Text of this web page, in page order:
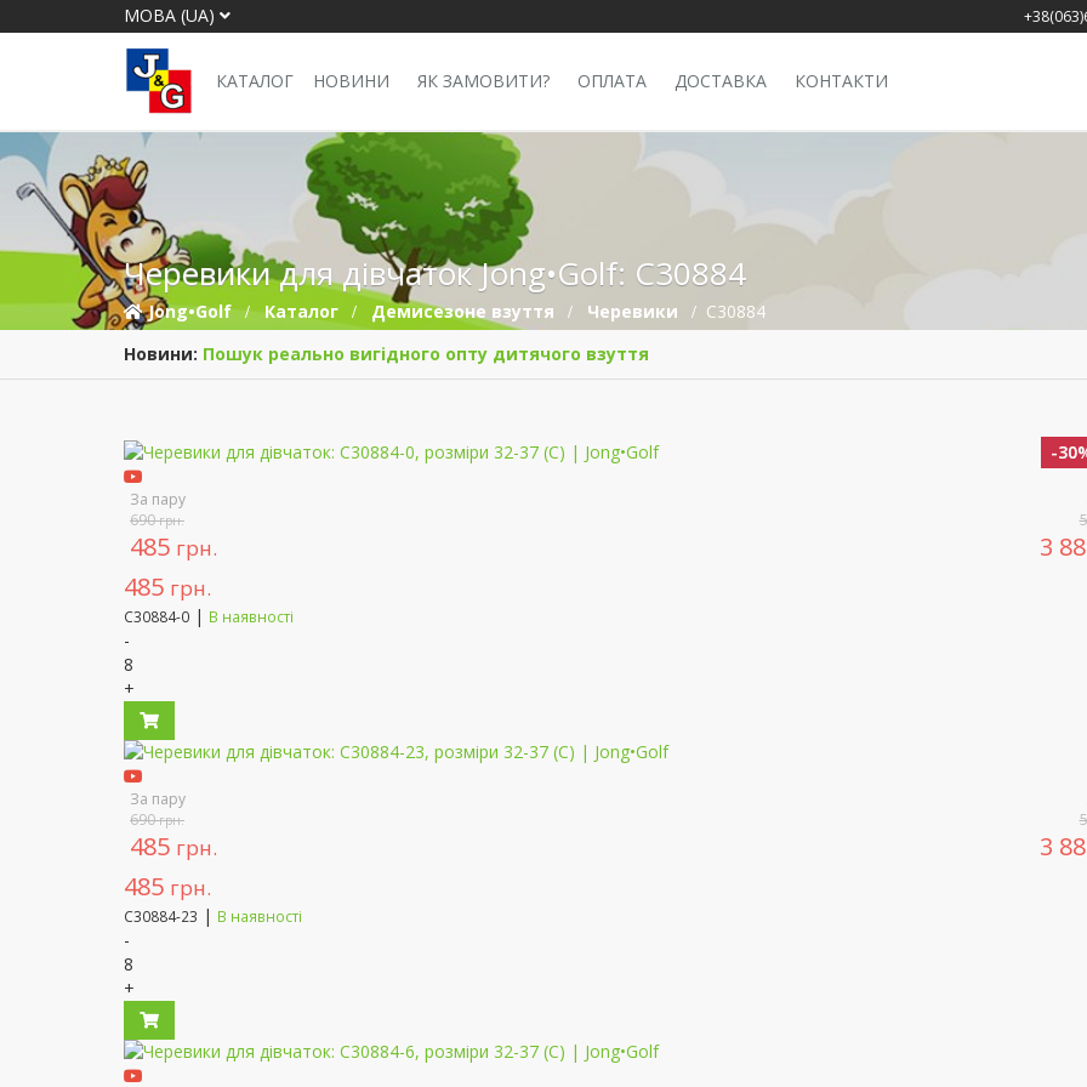
МОВА (UA)
КАТАЛОГ НОВИНИ ЯК ЗАМОВИТИ? ОПЛАТА ДОСТАВКА КОНТАКТИ
Черевики для дівчаток Jong•Golf: C30884
Jong•Golf Каталог Демисезонe взуття Черевики
C30884
Новини: Пошук реально вигідного опту дитячого взуття
За пару
690грн.
485 грн. 3
-
485 грн.
C30884-0 | В наявності
-
8
+
За пару
690грн.
485 грн. 3
-
485 грн.
C30884-23 | В наявності
-
8
+
-
-